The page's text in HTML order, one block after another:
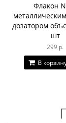
Флакон
дозатором
шт
299 р.
В